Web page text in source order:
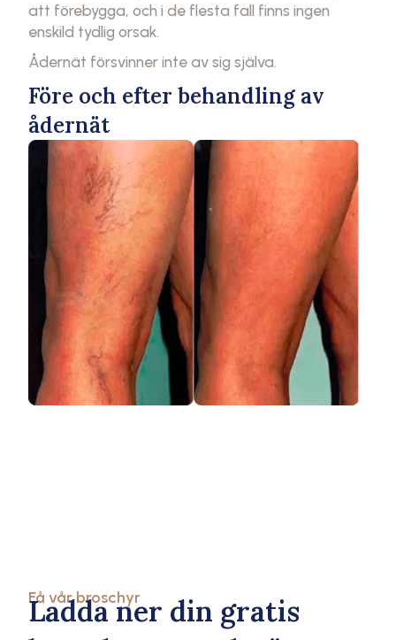
att förebygga, och i de flesta fall finns ingen
enskild tydlig orsak.
Ådernät försvinner inte av sig själva.
Före och efter behandling av
ådernät
Få vår broschyr
Ladda ner din gratis